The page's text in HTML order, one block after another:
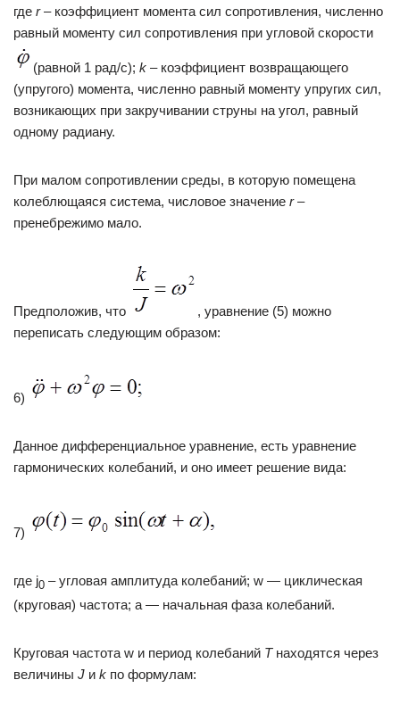
где r– коэффициент момента сил сопротивления, численно
равный моменту сил сопротивления при угловой скорости
(равной 1 рад/с); k – коэффициент возвращающего
(упругого) момента, численно равный моменту упругих сил,
возникающих при закручивании струны на угол, равный
одному радиану.
При малом сопротивлении среды, в которую помещена
колеблющаяся система, числовое значение r–
пренебрежимо мало.
Предположив, что
, уравнение (5) можно
переписать следующим образом:
6)
Данное дифференциальное уравнение, есть уравнение
гармонических колебаний, и оно имеет решение вида:
7)
где j0 – угловая амплитуда колебаний; w — циклическая
(круговая) частота; a — начальная фаза колебаний.
Круговая частота w и период колебаний Tнаходятся через
величины J и k по формулам: